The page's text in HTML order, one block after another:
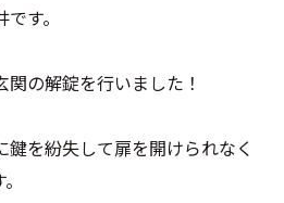
す。
の解錠を行いました！
を紛失して扉を開けられなく